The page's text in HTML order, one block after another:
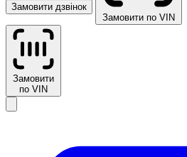
Замовити дзвінок
Замовити по VIN
Замовити
по VIN